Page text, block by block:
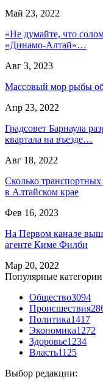
Май 23, 2022
«Не думайте, что
«Динамо-Алтай»…
Авг 3, 2023
Массовый мор рыбы
Апр 23, 2022
Градсовет Барнаула
квартала на въезде…
Авг 18, 2022
Сколько транспортных
в Алтайском крае
Фев 16, 2023
На Первом канале
агенте Киме Филби
Мар 20, 2022
Популярные категории
Общество3094
Происшествия
Политика1417
Экономика1272
Здоровье1234
Власть1125
Выбор редакции: